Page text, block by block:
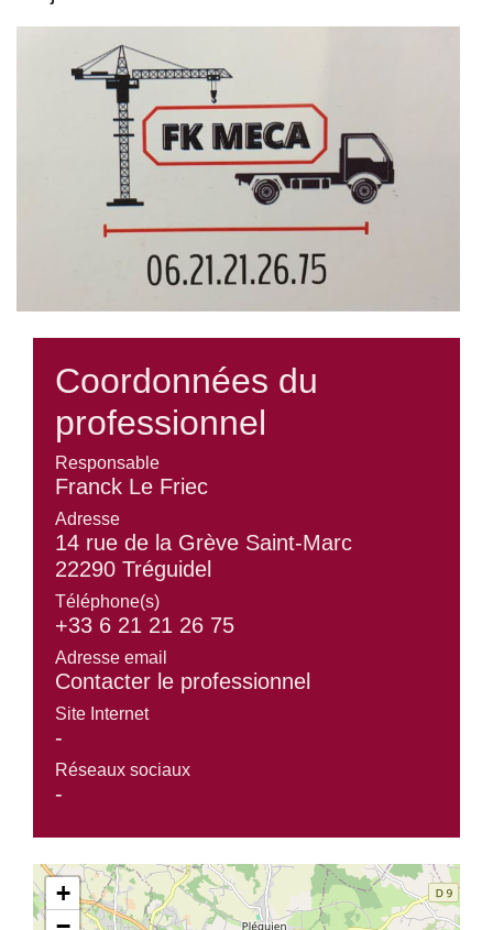
Coordonnées du
professionnel
Responsable
Franck Le Friec
Adresse
14 rue de la Grève Saint-Marc
22290 Tréguidel
Téléphone(s)
+33 6 21 21 26 75
Adresse email
Contacter le professionnel
Site Internet
-
Réseaux sociaux
-
+